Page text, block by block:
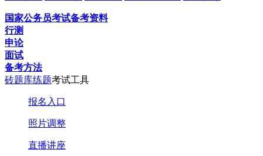
国家公务员考试备考资料
行测
申论
面试
备考方法
砖题库练题考试工具
报名入口
照片调整
直播讲座